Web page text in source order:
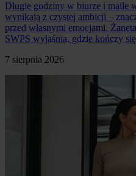
Długie godziny w biurze i maile
wynikają z czystej ambicji –
przed własnymi emocjami.
SWPS wyjaśnia, gdzie kończy
7 sierpnia 2026